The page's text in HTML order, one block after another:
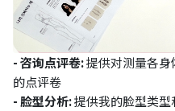
- 咨询点评卷:提供对测量各
的点评卷
- 脸型分析:提供我的脸型类